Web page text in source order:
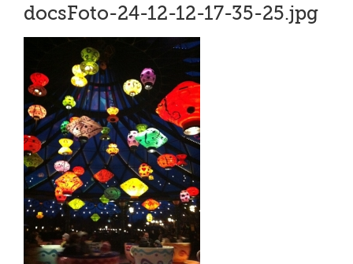
docsFoto-24-12-12-17-35-25.jpg